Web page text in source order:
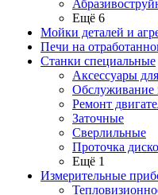
Ещё 6
Мойки деталей и
Печи на
Станки специальные
Аксессуары
Обслуживание
Ремонт
Заточные
Сверлильные
Проточка
Ещё 1
Измерительные